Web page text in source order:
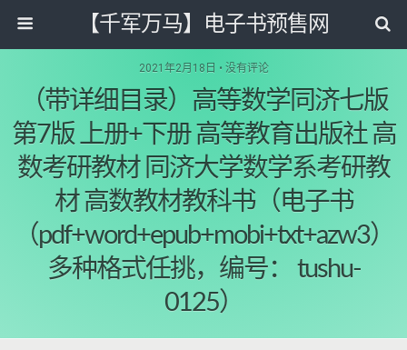
【千军万马】电子书预售网
2021年2月18日 • 没有评论
（带详细目录）高等数学同济七版
第7版 上册+下册 高等教育出版社 高
数考研教材 同济大学数学系考研教
材 高数教材教科书（电子书
（pdf+word+epub+mobi+txt+azw3）
多种格式任挑，编号： tushu-
0125）